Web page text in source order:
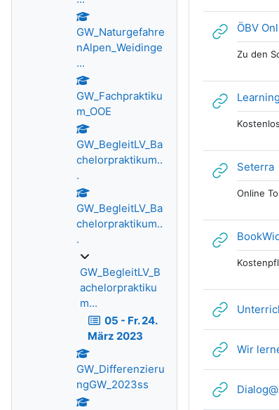
ÖBV
Zu den
Seterra
Online
Wir
GW_Naturgefahre
nAlpen_Weidinge
...
GW_Fachpraktiku
m_OOE
GW_BegleitLV_Ba
chelorpraktikum..
.
GW_BegleitLV_Ba
chelorpraktikum..
.
GW_BegleitLV_B
achelorpraktiku
m...
05 - Fr. 24.
März 2023
GW_Differenzieru
ngGW_2023ss